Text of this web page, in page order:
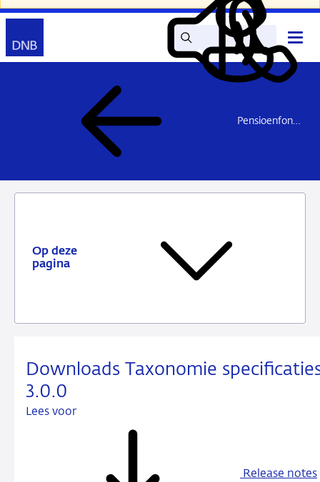
Zoek Lees
voor
Mijn
DNB
Contact
Pensioenfondsen
Op deze
pagina
Downloads Taxonomie
3.0.0
Lees voor
Release notes